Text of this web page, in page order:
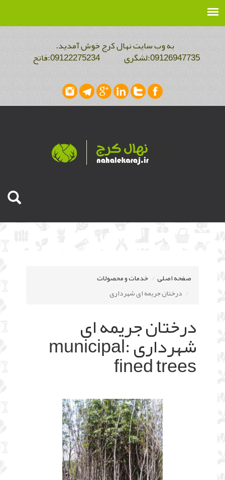
به وب سایت نهال کرج خوش آمدید.
صفحه اصلی
خدمات و محصولات
درختان جریمه ای شهرداری
درختان جریمه ای
شهرداری :municipal
fined trees